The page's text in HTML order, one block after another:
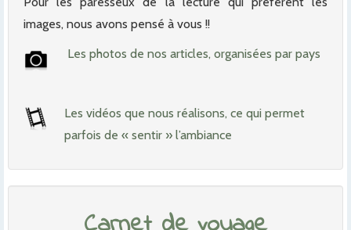
images, nous avons pensé à vous !!
Les photos de nos articles, organisées par pays
Les vidéos que nous réalisons, ce qui permet
parfois de « sentir » l’ambiance